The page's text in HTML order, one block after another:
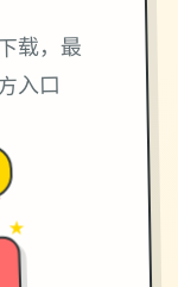
载，最
入口
★